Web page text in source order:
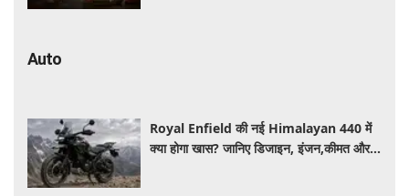
Auto
Royal Enfield की नई Himalayan 440 में
क्या होगा खास? जानिए डिजाइन, इंजन,कीमत और